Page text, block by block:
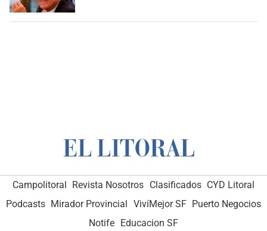
Campolitoral Revista Nosotros Clasificados CYD Litoral
Podcasts Mirador Provincial VivíMejor SF Puerto Negocios
Notife
Educacion SF